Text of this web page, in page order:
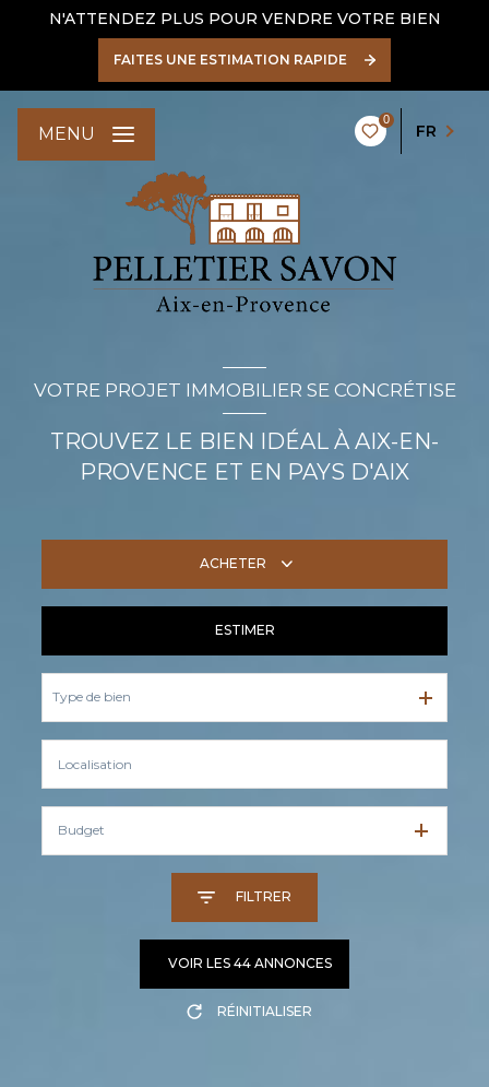
N'ATTENDEZ PLUS POUR VENDRE VOTRE BIEN
FAITES UNE ESTIMATION RAPIDE
0
FR
MENU
VOTRE PROJET IMMOBILIER SE CONCRÉTISE
TROUVEZ LE BIEN IDÉAL À AIX-EN-
PROVENCE ET EN PAYS D'AIX
ACHETER
ESTIMER
Type de bien
Budget
FILTRER
VOIR LES 44 ANNONCES
RÉINITIALISER